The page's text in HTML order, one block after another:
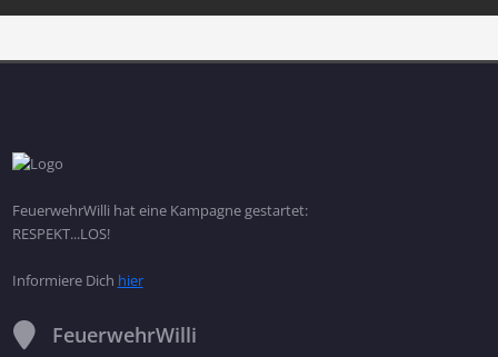
FeuerwehrWilli hat eine Kampagne gestartet:
RESPEKT...LOS!
Informiere Dich hier
FeuerwehrWilli